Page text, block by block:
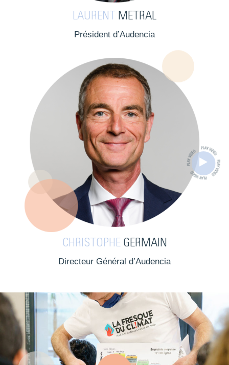
LAURENT METRAL
Président d’Audencia
CHRISTOPHEGERMAIN
Directeur Général d’Audencia
Play Video